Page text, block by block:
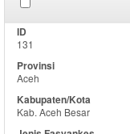
131
Aceh
Kab. Aceh Besar